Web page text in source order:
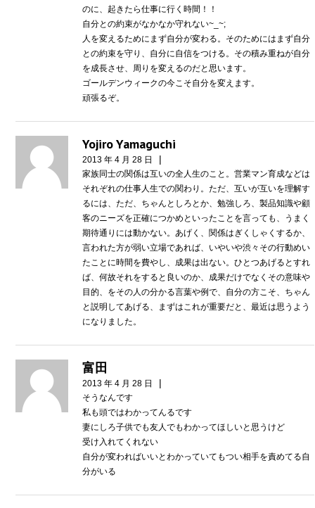
のに、起きたら仕事に行く時間！！
自分との約束がなかなか守れない~_~;
人を変えるためにまず自分が変わる。そのためにはまず自分
との約束を守り、自分に自信をつける。その積み重ねが自分
を成長させ、周りを変えるのだと思います。
ゴールデンウィークの今こそ自分を変えます。
頑張るぞ。
Yojiro Yamaguchi
2013 年 4 月 28 日 |
家族同士の関係は互いの全人生のこと。営業マン育成などは
それぞれの仕事人生での関わり。ただ、互いが互いを理解す
るには、ただ、ちゃんとしろとか、勉強しろ、製品知識や顧
客のニーズを正確につかめといったことを言っても、うまく
期待通りには動かない。あげく、関係はぎくしゃくするか、
言われた方が弱い立場であれば、いやいや渋々その行動めい
たことに時間を費やし、成果は出ない。ひとつあげるとすれ
ば、何故それをすると良いのか、成果だけでなくその意味や
目的、をその人の分かる言葉や例で、自分の方こそ、ちゃん
と説明してあげる、まずはこれが重要だと、最近は思うよう
になりました。
富田
2013 年 4 月 28 日 |
そうなんです
私も頭ではわかってんるです
妻にしろ子供でも友人でもわかってほしいと思うけど
受け入れてくれない
自分が変わればいいとわかっていてもつい相手を責めてる自
分がいる